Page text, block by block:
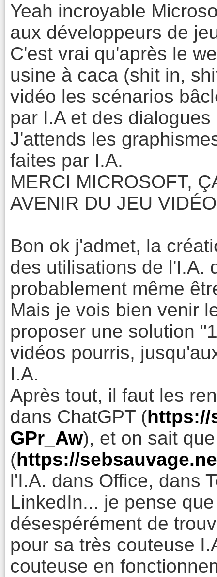
Yeah incroyable
aux développeurs de
C'est vrai qu'après le
usine à caca (shit in,
vidéo les scénarios
par I.A et des dialogues
J'attends les
faites par I.A.
MERCI MICROSOFT,
AVENIR DU JEU
Bon ok j'admet, la
des utilisations de l'I.A.
probablement même
Mais je vois bien venir
proposer une solution
vidéos pourris,
I.A.
Après tout, il faut les
dans ChatGPT (https://
GPr_Aw), et on sait
(https://
l'I.A. dans Office, dans
LinkedIn... je pense
désespérément de
pour sa très couteuse
couteuse en